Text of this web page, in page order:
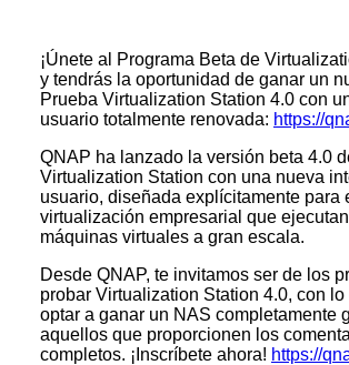
¡Únete al Programa Beta de
y tendrás la oportunidad de ganar un
Prueba Virtualization Station 4.0 con
usuario totalmente renovada: https://
QNAP ha lanzado la versión beta 4.0
Virtualization Station con una nueva
usuario, diseñada explícitamente para
virtualización empresarial que
máquinas virtuales a gran escala.
Desde QNAP, te invitamos ser de los
probar Virtualization Station 4.0, con
optar a ganar un NAS completamente
aquellos que proporcionen los
completos. ¡Inscríbete ahora! https://